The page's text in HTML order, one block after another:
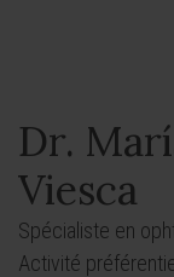
Dr.
Viesca
Spécialiste en
Activité